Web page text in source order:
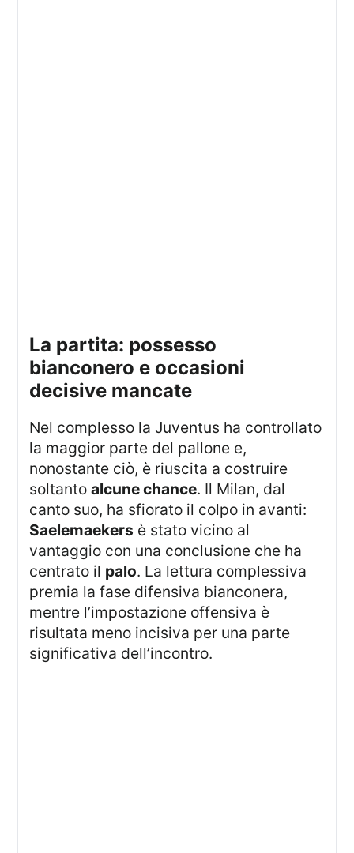
la partita: possesso
bianconero e occasioni
decisive mancate
Nel complesso la Juventus ha controllato
la maggior parte del pallone e,
nonostante ciò, è riuscita a costruire
soltantoalcune chance. Il Milan, dal
canto suo, ha sfiorato il colpo in avanti:
Saelemaekers è stato vicino al
vantaggio con una conclusione che ha
centrato il palo. La lettura complessiva
premia la fase difensiva bianconera,
mentre l’impostazione offensiva è
risultata meno incisiva per una parte
significativa dell’incontro.